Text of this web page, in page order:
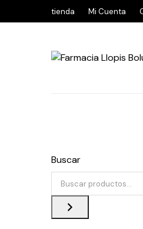
tienda Mi Cuenta
Buscar